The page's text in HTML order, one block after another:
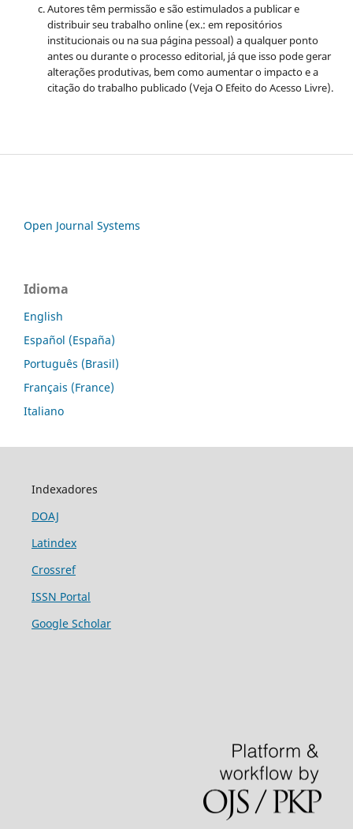
Autores têm permissão e são estimulados a publicar e
distribuir seu trabalho online (ex.: em repositórios
institucionais ou na sua página pessoal) a qualquer ponto
antes ou durante o processo editorial, já que isso pode gerar
alterações produtivas, bem como aumentar o impacto e a
citação do trabalho publicado (Veja O Efeito do Acesso Livre).
Open Journal Systems
Idioma
English
Español (España)
Português (Brasil)
Français (France)
Italiano
Indexadores
DOAJ
Latindex
Crossref
ISSN Portal
Google Scholar